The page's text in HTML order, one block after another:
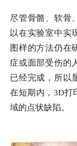
尽管骨骼、软骨
以在实验室中实
图样的方法仍在
症或面部受伤的
已经完成，所以
在短期内，3D打
域的点状缺陷。